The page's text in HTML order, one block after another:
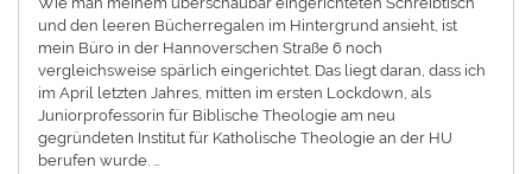
und den leeren Bücherregalen im Hintergrund ansieht, ist
mein Büro in der Hannoverschen Straße 6 noch
vergleichsweise spärlich eingerichtet. Das liegt daran, dass ich
im April letzten Jahres, mitten im ersten Lockdown, als
Juniorprofessorin für Biblische Theologie am neu
gegründeten Institut für Katholische Theologie an der HU
berufen wurde. …